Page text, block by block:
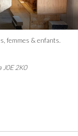
femmes & enfants.
J0E 2K0